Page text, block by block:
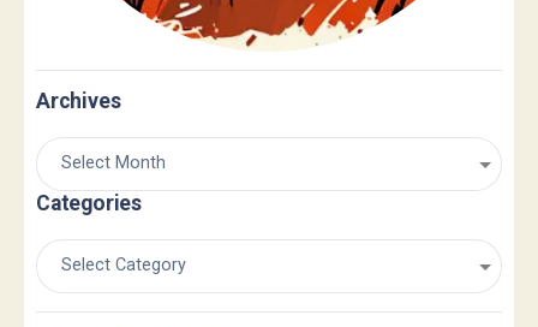
Archives
Categories